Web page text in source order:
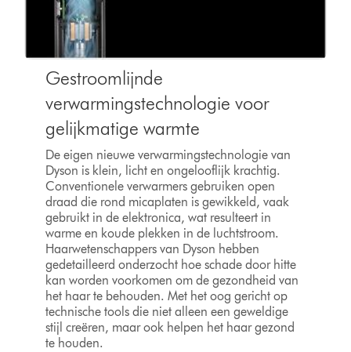
Gestroomlijnde
verwarmingstechnologie voor
gelijkmatige warmte
De eigen nieuwe verwarmingstechnologie van
Dyson is klein, licht en ongelooflijk krachtig.
Conventionele verwarmers gebruiken open
draad die rond micaplaten is gewikkeld, vaak
gebruikt in de elektronica, wat resulteert in
warme en koude plekken in de luchtstroom.
Haarwetenschappers van Dyson hebben
gedetailleerd onderzocht hoe schade door hitte
kan worden voorkomen om de gezondheid van
het haar te behouden. Met het oog gericht op
technische tools die niet alleen een geweldige
stijl creëren, maar ook helpen het haar gezond
te houden.